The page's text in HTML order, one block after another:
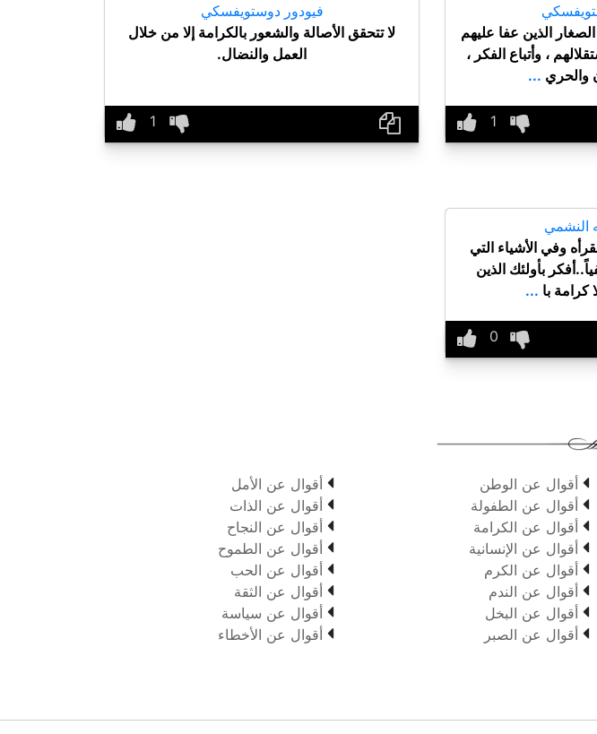
الصغار الذين عفا عليهم
، وأتباع الفكر ،
والحري ...
فيودور دوستويفسكي
لا تتحقق الأصالة والشعور بالكرامة إلا من خلال
العمل والنضال.
النشمي
وفي الأشياء التي
بأولئك الذين
كرامة با ...
 أقوال عن الوطن
 أقوال عن الطفولة
 أقوال عن الكرامة
 أقوال عن الإنسانية
 أقوال عن الكرم
 أقوال عن الندم
 أقوال عن البخل
 أقوال عن الصبر
 أقوال عن الأمل
 أقوال عن الذات
 أقوال عن النجاح
 أقوال عن الطموح
 أقوال عن الحب
 أقوال عن الثقة
 أقوال عن سياسة
 أقوال عن الأخطاء